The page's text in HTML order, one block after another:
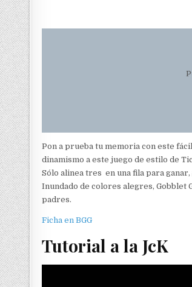
Pon a prueba tu memoria con este
dinamismo a este juego de estilo de
Sólo alinea tres en una fila para
Inundado de colores alegres, Gobblet
padres.
Ficha en BGG
Tutorial a la JcK